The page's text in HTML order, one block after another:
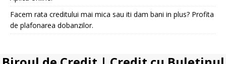
Facem rata creditului mai mica sau iti dam bani in plus? Profita
de plafonarea dobanzilor.